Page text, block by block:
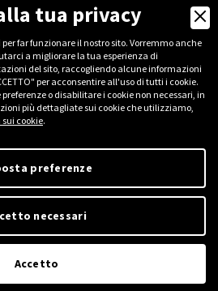
- Capitale sociale: 11.000 € i.v.
MN 208408 - Mecc.: MN 018068
Via Belgio, 11/13 - 46042 Castel Goffredo
tua privacy
far funzionare il nostro sito. Vorremmo anche
a migliorare la tua esperienza di
del sito, raccogliendo alcune informazioni
per acconsentire all'uso di tutti i cookie.
o disabilitare i cookie non necessari, in
più dettagliate sui cookie che utilizziamo,
cookie.
preferenze
necessari
Accetto